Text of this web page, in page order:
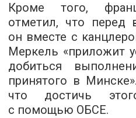
Кроме того,
отметил, что перед
он вместе с
Меркель «приложит
добиться
принятого в
что достичь
с помощью ОБСЕ.